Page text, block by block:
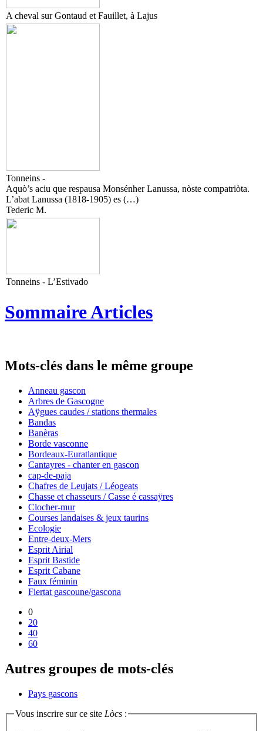
A cheval sur Gontaud et Fauillet, à Lajus
Tonneins -
Aquò’s aciu que respausa Monsénher Lanussa, nòste compatriòta.
L’abat Lanussa (1818-1905) es (…)
Tederic M.
Tonneins - L’Estivado
Sommaire Articles
Mots-clés dans le même groupe
Anneau gascon
Arbres de Gascogne
Aÿgues caudes / stations thermales
Bandas
Banèras
Borde vasconne
Bordeaux-Euratlantique
Cantayres - chanter en gascon
cap-de-paja
Chafres de Leujats / Léogeats
Chasse et chasseurs / Casse é cassaÿres
Clocher-mur
Courses landaises & jeux taurins
Ecologie
Entre-deux-Mers
Esprit Airial
Esprit Bastide
Esprit Cabane
Faux féminin
Fiertat gascoune/gascona
0
20
40
60
Autres groupes de mots-clés
Pays gascons
Vous inscrire sur ce site Lòcs :